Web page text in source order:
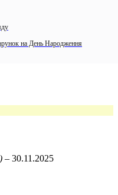
рідин, що сприяє усуненню
сяйво шкіри;
як у дитинстві;
на День Народження
– 30.11.2025